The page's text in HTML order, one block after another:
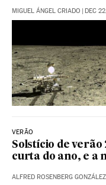
MIGUEL ÁNGEL CRIADO | DEC
VERÃO
Solstício de verão
curta do ano, e a
ALFRED ROSENBERG GONZÁLEZ